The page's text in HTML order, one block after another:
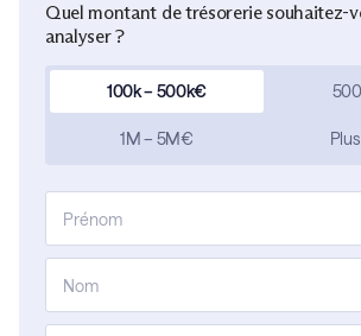
Quel montant de trésorerie souhaitez-
analyser ?
100k – 500k€
1M – 5M€